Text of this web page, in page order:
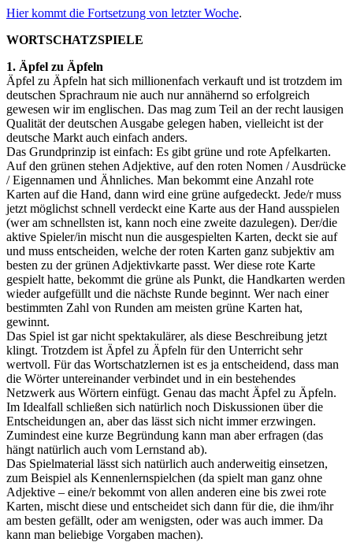
Hier kommt die Fortsetzung von letzter Woche.
WORTSCHATZSPIELE
1. Äpfel zu Äpfeln
Äpfel zu Äpfeln hat sich millionenfach verkauft und ist trotzdem im
deutschen Sprachraum nie auch nur annähernd so erfolgreich
gewesen wir im englischen. Das mag zum Teil an der recht lausigen
Qualität der deutschen Ausgabe gelegen haben, vielleicht ist der
deutsche Markt auch einfach anders.
Das Grundprinzip ist einfach: Es gibt grüne und rote Apfelkarten.
Auf den grünen stehen Adjektive, auf den roten Nomen / Ausdrücke
/ Eigennamen und Ähnliches. Man bekommt eine Anzahl rote
Karten auf die Hand, dann wird eine grüne aufgedeckt. Jede/r muss
jetzt möglichst schnell verdeckt eine Karte aus der Hand ausspielen
(wer am schnellsten ist, kann noch eine zweite dazulegen). Der/die
aktive Spieler/in mischt nun die ausgespielten Karten, deckt sie auf
und muss entscheiden, welche der roten Karten ganz subjektiv am
besten zu der grünen Adjektivkarte passt. Wer diese rote Karte
gespielt hatte, bekommt die grüne als Punkt, die Handkarten werden
wieder aufgefüllt und die nächste Runde beginnt. Wer nach einer
bestimmten Zahl von Runden am meisten grüne Karten hat,
gewinnt.
Das Spiel ist gar nicht spektakulärer, als diese Beschreibung jetzt
klingt. Trotzdem ist Äpfel zu Äpfeln für den Unterricht sehr
wertvoll. Für das Wortschatzlernen ist es ja entscheidend, dass man
die Wörter untereinander verbindet und in ein bestehendes
Netzwerk aus Wörtern einfügt. Genau das macht Äpfel zu Äpfeln.
Im Idealfall schließen sich natürlich noch Diskussionen über die
Entscheidungen an, aber das lässt sich nicht immer erzwingen.
Zumindest eine kurze Begründung kann man aber erfragen (das
hängt natürlich auch vom Lernstand ab).
Das Spielmaterial lässt sich natürlich auch anderweitig einsetzen,
zum Beispiel als Kennenlernspielchen (da spielt man ganz ohne
Adjektive – eine/r bekommt von allen anderen eine bis zwei rote
Karten, mischt diese und entscheidet sich dann für die, die ihm/ihr
am besten gefällt, oder am wenigsten, oder was auch immer. Da
kann man beliebige Vorgaben machen).